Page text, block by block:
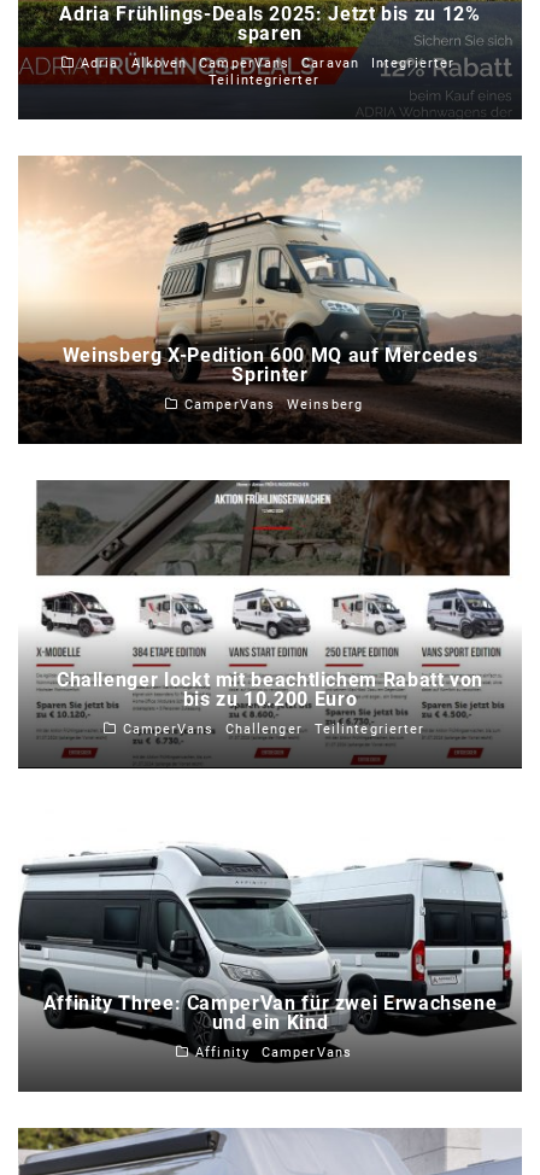
Adria Frühlings-Deals 2025: Jetzt bis zu 12%
sparen
Adria Alkoven CamperVans Caravan
Integrierter
Teilintegrierter
Weinsberg X-Pedition 600 MQ auf Mercedes
Sprinter
CamperVans Weinsberg
Challenger lockt mit beachtlichem Rabatt von
bis zu 10.200 Euro
CamperVans Challenger Teilintegrierter
Affinity Three: CamperVan für zwei Erwachsene
und ein Kind
Affinity CamperVans